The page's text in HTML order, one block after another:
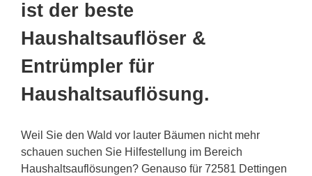
ist der beste
Haushaltsauflöser &
Entrümpler für
Haushaltsauflösung.
Weil Sie den Wald vor lauter Bäumen nicht mehr
schauen suchen Sie Hilfestellung im Bereich
Haushaltsauflösungen? Genauso für 72581 Dettingen